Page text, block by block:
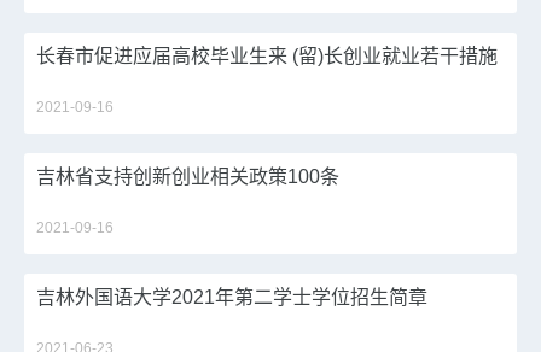
长春市促进应届高校毕业生来 (留)长创业就业若干措施
2021-09-16
吉林省支持创新创业相关政策100条
2021-09-16
吉林外国语大学2021年第二学士学位招生简章
2021-06-23